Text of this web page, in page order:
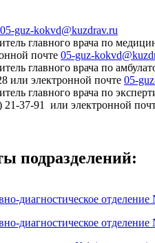
05-guz-kokvd@kuzdrav.ru
главного врача по
почте 05-guz-
главного врача по
или электронной почте 05-
главного врача по
21-37-91 или электронной
подразделений:
диагностическое
диагностическое